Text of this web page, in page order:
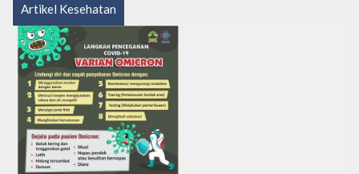
Artikel Kesehatan